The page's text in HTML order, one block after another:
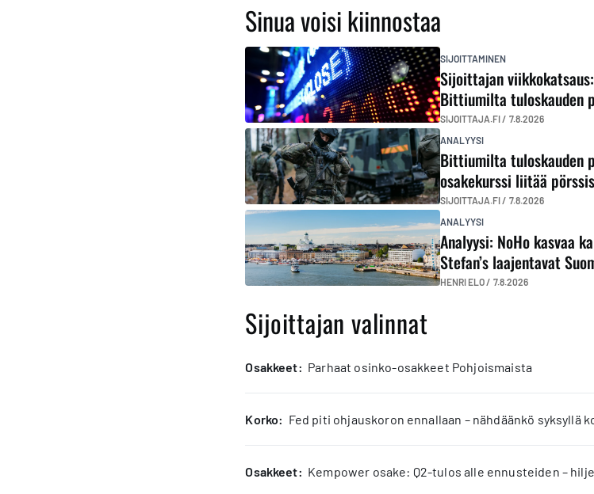
Sinua voisi kiinnostaa
SIJOITTAMINEN
Sijoittajan
Bittiumilta tuloskauden
SIJOITTAJA.FI / 7.8.2026
ANALYYSI
Bittiumilta tuloskauden
osakekurssi liitää
SIJOITTAJA.FI / 7.8.2026
ANALYYSI
Analyysi: NoHo kasvaa
Stefan’s laajentavat
HENRI ELO / 7.8.2026
Sijoittajan valinnat
osakkeet: Parhaat osinko-osakkeet Pohjoismaista
korko: Fed piti ohjauskoron ennallaan – nähdäänkö syksyllä
osakkeet: Kempower osake: Q2-tulos alle ennusteiden –